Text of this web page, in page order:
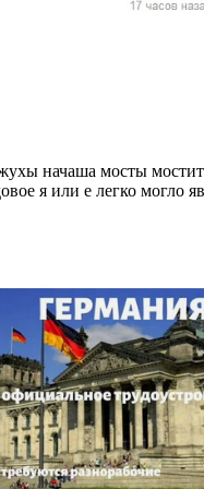
женщин и
страны),
начаша мосты
я или е легко могло